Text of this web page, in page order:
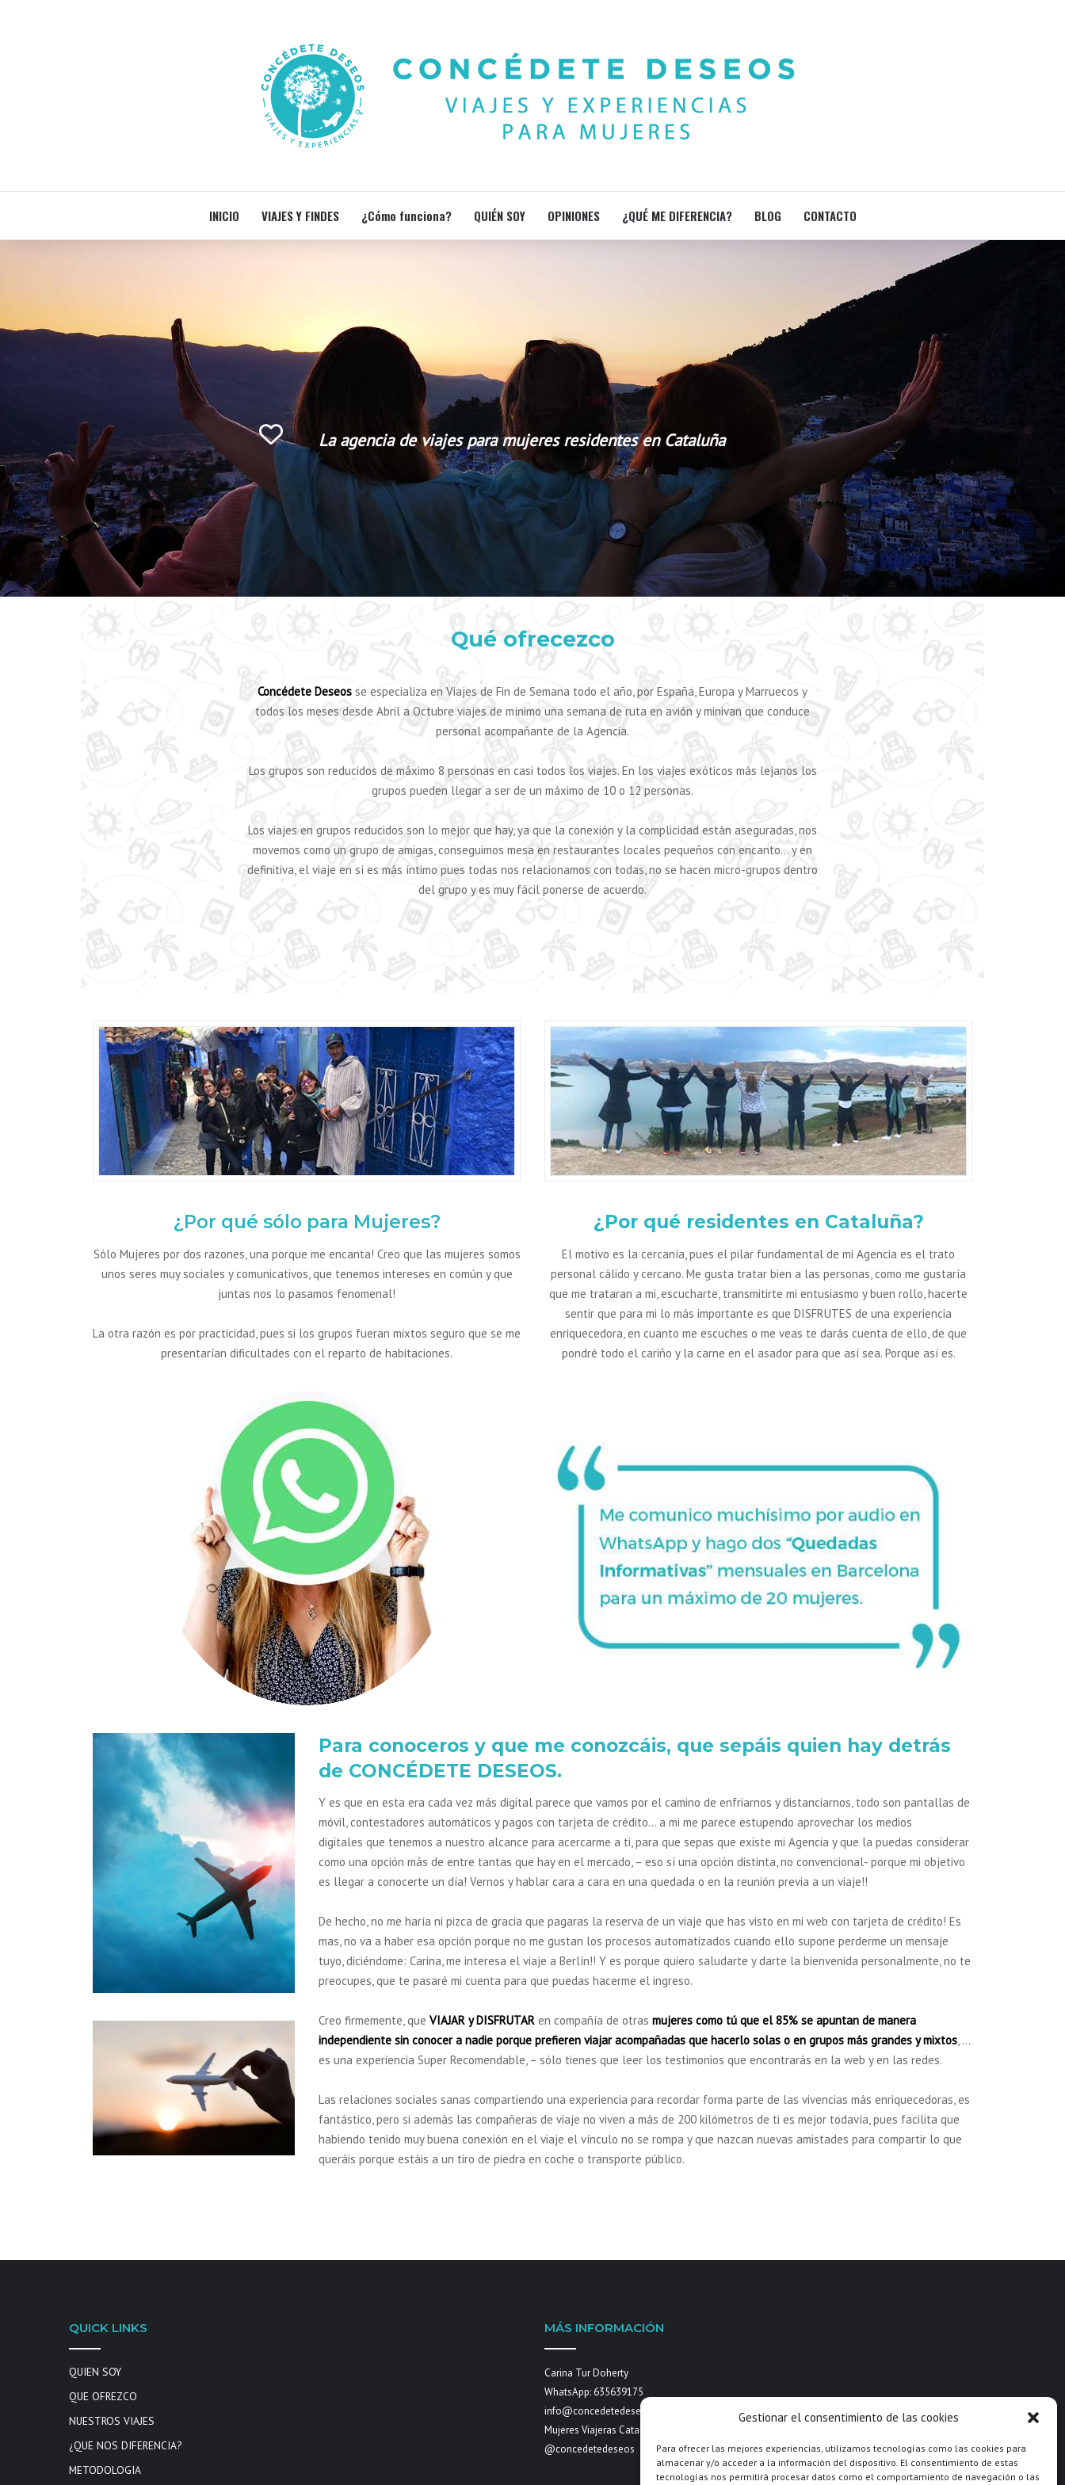
Gestionar el consentimiento de las cookies
Para ofrecer las mejores experiencias, utilizamos tecnologías como las cookies para
almacenar y/o acceder a la información del dispositivo. El consentimiento de estas
tecnologías nos permitirá procesar datos como el comportamiento de navegación o las
INICIO VIAJES Y FINDES ¿Cómo funciona? QUIÉN SOY OPINIONES ¿QUÉ ME DIFERENCIA? BLOG CONTACTO
La agencia de viajes para mujeres residentes en Cataluña
Qué ofrecezco
Concédete Deseos se especializa en Viajes de Fin de Semana todo el año, por España, Europa y Marruecos y
todos los meses desde Abril a Octubre viajes de mínimo una semana de ruta en avión y minivan que conduce
personal acompañante de la Agencia.
Los grupos son reducidos de máximo 8 personas en casi todos los viajes. En los viajes exóticos más lejanos los
grupos pueden llegar a ser de un máximo de 10 o 12 personas.
Los viajes en grupos reducidos son lo mejor que hay, ya que la conexión y la complicidad están aseguradas, nos
movemos como un grupo de amigas, conseguimos mesa en restaurantes locales pequeños con encanto… y en
definitiva, el viaje en sí es más íntimo pues todas nos relacionamos con todas, no se hacen micro-grupos dentro
del grupo y es muy fácil ponerse de acuerdo.
¿Por qué sólo para Mujeres?
Sólo Mujeres por dos razones, una porque me encanta! Creo que las mujeres somos
unos seres muy sociales y comunicativos, que tenemos intereses en común y que
juntas nos lo pasamos fenomenal!
La otra razón es por practicidad, pues si los grupos fueran mixtos seguro que se me
presentarían dificultades con el reparto de habitaciones.
¿Por qué residentes en Cataluña?
El motivo es la cercanía, pues el pilar fundamental de mi Agencia es el trato
personal cálido y cercano. Me gusta tratar bien a las personas, como me gustaría
que me trataran a mi, escucharte, transmitirte mi entusiasmo y buen rollo, hacerte
sentir que para mi lo más importante es que DISFRUTES de una experiencia
enriquecedora, en cuanto me escuches o me veas te darás cuenta de ello, de que
pondré todo el cariño y la carne en el asador para que así sea. Porque así es.
Para conoceros y que me conozcáis, que sepáis quien hay detrás
de CONCÉDETE DESEOS.
Y es que en esta era cada vez más digital parece que vamos por el camino de enfriarnos y distanciarnos, todo son pantallas de
móvil, contestadores automáticos y pagos con tarjeta de crédito… a mi me parece estupendo aprovechar los medios
digitales que tenemos a nuestro alcance para acercarme a ti, para que sepas que existe mi Agencia y que la puedas considerar
como una opción más de entre tantas que hay en el mercado, – eso sí una opción distinta, no convencional- porque mi objetivo
es llegar a conocerte un día! Vernos y hablar cara a cara en una quedada o en la reunión previa a un viaje!!
De hecho, no me haría ni pizca de gracia que pagaras la reserva de un viaje que has visto en mi web con tarjeta de crédito! Es
mas, no va a haber esa opción porque no me gustan los procesos automatizados cuando ello supone perderme un mensaje
tuyo, diciéndome: Carina, me interesa el viaje a Berlín!! Y es porque quiero saludarte y darte la bienvenida personalmente, no te
preocupes, que te pasaré mi cuenta para que puedas hacerme el ingreso.
Creo firmemente, que VIAJAR y DISFRUTAR en compañía de otras mujeres como tú que el 85% se apuntan de manera
independiente sin conocer a nadie porque prefieren viajar acompañadas que hacerlo solas o en grupos más grandes y mixtos, …
es una experiencia Super Recomendable, – sólo tienes que leer los testimonios que encontrarás en la web y en las redes.
Las relaciones sociales sanas compartiendo una experiencia para recordar forma parte de las vivencias más enriquecedoras, es
fantástico, pero si además las compañeras de viaje no viven a más de 200 kilómetros de ti es mejor todavía, pues facilita que
habiendo tenido muy buena conexión en el viaje el vínculo no se rompa y que nazcan nuevas amistades para compartir lo que
queráis porque estáis a un tiro de piedra en coche o transporte público.
QUICK LINKS
QUIEN SOY
QUE OFREZCO
NUESTROS VIAJES
¿QUE NOS DIFERENCIA?
METODOLOGIA
MÁS INFORMACIÓN
Carina Tur Doherty
WhatsApp: 635639175
info@concedetedeseos.com
Mujeres Viajeras Cataluña by
@concedetedeseos